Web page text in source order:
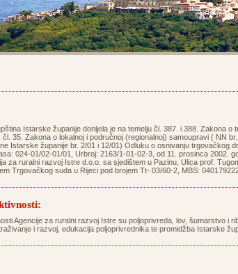
Istarske županije donijela je na temelju čl. 387. i 388. Zakona o
čl. 35. Zakona o lokalnoj i područnoj (regionalnoj) samoupravi ( NN
Istarske županije br. 2/01 i 12/01) Odluku o osnivanju trgovačkog
024-01/02-01/01, Urbroj: 2163/1-01-02-3, od 11. prosinca 2002.
za ruralni razvoj Istre d.o.o. sa sjedištem u Pazinu, Ulica prof.
Trgovačkog suda u Rijeci pod brojem Tt- 03/60-2, MBS:
Agencije za ruralni razvoj Istre su poljoprivreda, lov, šumarstvo i
i razvoj, edukacija poljoprivrednika te promidžba Istarske